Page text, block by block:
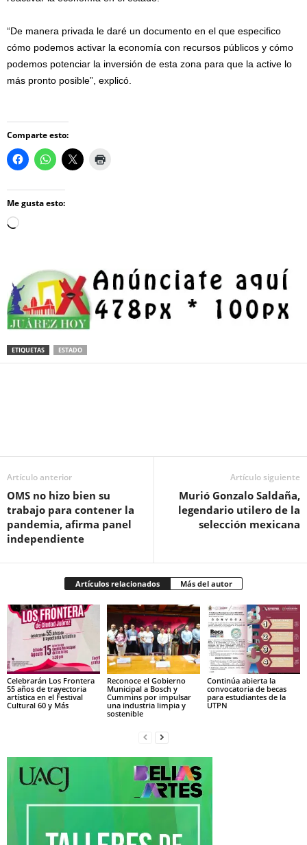
“De manera privada le daré un documento en el que especifico
cómo podemos activar la economía con recursos públicos y cómo
podemos potenciar la inversión de esta zona para que la active lo
más pronto posible”, explicó.
Comparte esto:
Me gusta esto:
Loading…
ETIQUETAS ESTADO
Artículo anterior
OMS no hizo bien su
trabajo para contener la
pandemia, afirma panel
independiente
Artículo siguiente
Murió Gonzalo Saldaña,
legendario utilero de la
selección mexicana
Artículos relacionados Más del autor
Celebrarán Los Frontera
55 años de trayectoria
artística en el Festival
Cultural 60 y Más
Reconoce el Gobierno
Municipal a Bosch y
Cummins por impulsar
una industria limpia y
sostenible
Continúa abierta la
convocatoria de becas
para estudiantes de la
UTPN